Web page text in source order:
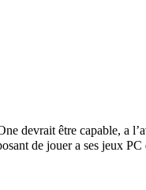
devrait être capable, a
de jouer a ses jeux